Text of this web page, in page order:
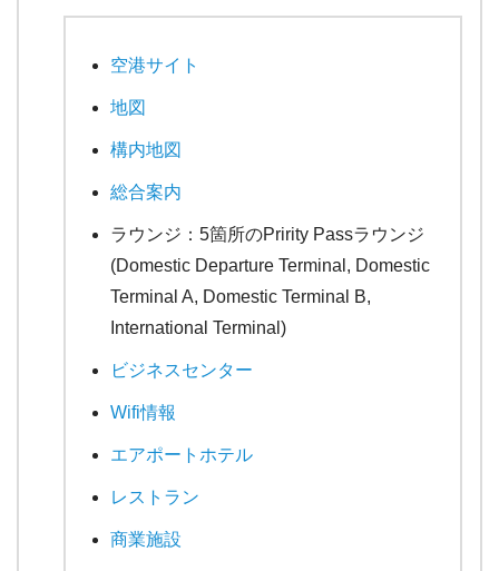
空港サイト
地図
構内地図
総合案内
ラウンジ：5箇所のPririty Passラウンジ
(Domestic Departure Terminal, Domestic
Terminal A, Domestic Terminal B,
International Terminal)
ビジネスセンター
Wifi情報
エアポートホテル
レストラン
商業施設